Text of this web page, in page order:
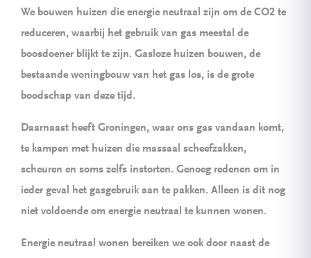
We bouwen huizen die energie neutraal zijn om de CO2 te
reduceren, waarbij het gebruik van gas meestal de
boosdoener blijkt te zijn. Gasloze huizen bouwen, de
bestaande woningbouw van het gas los, is de grote
boodschap van deze tijd.
Daarnaast heeft Groningen, waar ons gas vandaan komt,
te kampen met huizen die massaal scheefzakken,
scheuren en soms zelfs instorten. Genoeg redenen om in
ieder geval het gasgebruik aan te pakken. Alleen is dit nog
niet voldoende om energie neutraal te kunnen wonen.
Energie neutraal wonen bereiken we ook door naast de